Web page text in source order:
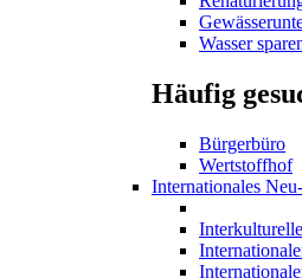
Wasser
Häufig
Bürgerbüro
Wertstoffhof
Internationales